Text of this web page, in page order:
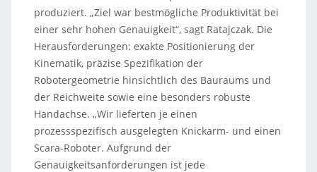
produziert. „Ziel war bestmögliche Produktivität bei
einer sehr hohen Genauigkeit“, sagt Ratajczak. Die
Herausforderungen: exakte Positionierung der
Kinematik, präzise Spezifikation der
Robotergeometrie hinsichtlich des Bauraums und
der Reichweite sowie eine besonders robuste
Handachse. „Wir lieferten je einen
prozessspezifisch ausgelegten Knickarm- und einen
Scara-Roboter. Aufgrund der
Genauigkeitsanforderungen ist jede